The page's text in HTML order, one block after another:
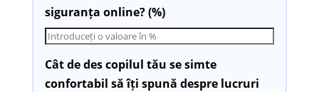
siguranța online? (%)
Cât de des copilul tău se simte
confortabil să îți spună despre lucruri